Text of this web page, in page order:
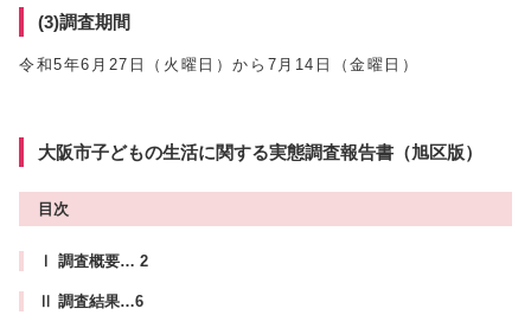
(3)調査期間
令和5年6月27日（火曜日）から7月14日（金曜日）
大阪市子どもの生活に関する実態調査報告書（旭区版）
目次
Ⅰ 調査概要… 2
Ⅱ 調査結果…6